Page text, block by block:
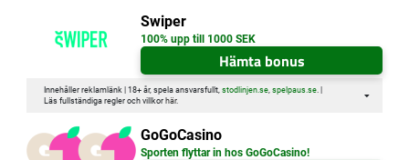
Swiper
100% upp till 1000 SEK
Hämta bonus
Innehåller reklamlänk | 18+ år, spela ansvarsfullt, stodlinjen.se, spelpaus.se. |
Läs fullständiga regler och villkor här.
GoGoCasino
Sporten flyttar in hos GoGoCasino!